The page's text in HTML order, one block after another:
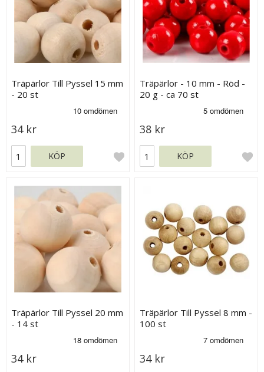
Träpärlor Till Pyssel 15 mm
- 20 st
34 kr
KÖP
Träpärlor - 10 mm - Röd -
20 g - ca 70 st
38 kr
KÖP
Träpärlor Till Pyssel 20 mm
- 14 st
34 kr
Träpärlor Till Pyssel 8 mm -
100 st
34 kr